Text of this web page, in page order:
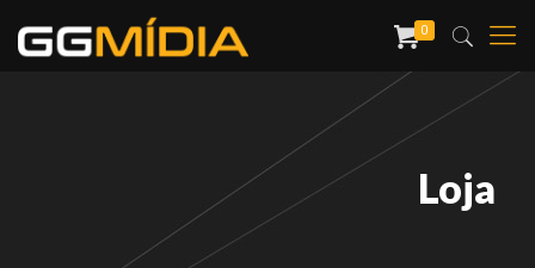
0
Loja